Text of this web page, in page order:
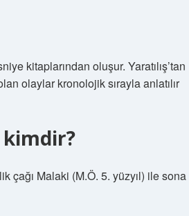
kitaplarından oluşur. Yaratılış’tan
olaylar kronolojik sırayla anlatılır
çağı Malaki (M.Ö. 5. yüzyıl) ile sona